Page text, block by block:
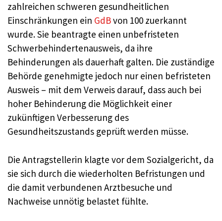
zahlreichen schweren gesundheitlichen
Einschränkungen ein GdBvon 100 zuerkannt
wurde. Sie beantragte einen unbefristeten
Schwerbehindertenausweis, da ihre
Behinderungen als dauerhaft galten. Die zuständige
Behörde genehmigte jedoch nur einen befristeten
Ausweis – mit dem Verweis darauf, dass auch bei
hoher Behinderung die Möglichkeit einer
zukünftigen Verbesserung des
Gesundheitszustands geprüft werden müsse.
Die Antragstellerin klagte vor dem Sozialgericht, da
sie sich durch die wiederholten Befristungen und
die damit verbundenen Arztbesuche und
Nachweise unnötig belastet fühlte.